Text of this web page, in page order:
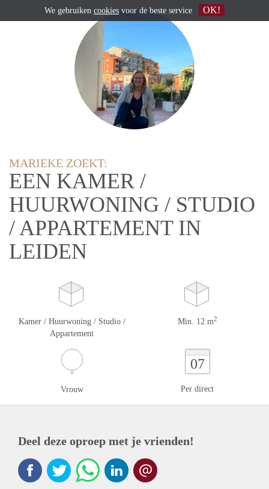
MARIEKE ZOEKT:
EEN KAMER /
HUURWONING / STUDIO
/ APPARTEMENT IN
LEIDEN
Kamer / Huurwoning / Studio /
Appartement
Min. 12 m2
Vrouw
07
Per direct
Deel deze oproep met je vrienden!
We gebruiken cookies voor de beste service OK!